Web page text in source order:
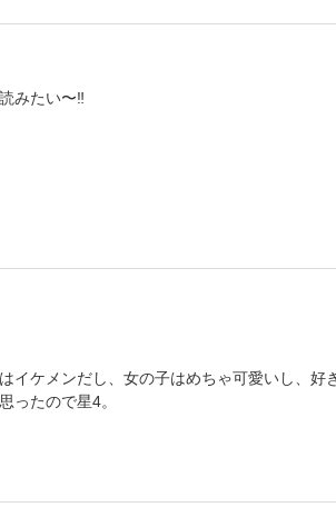
みたい〜‼️
イケメンだし、女の子はめちゃ可愛いし、
ったので星4。